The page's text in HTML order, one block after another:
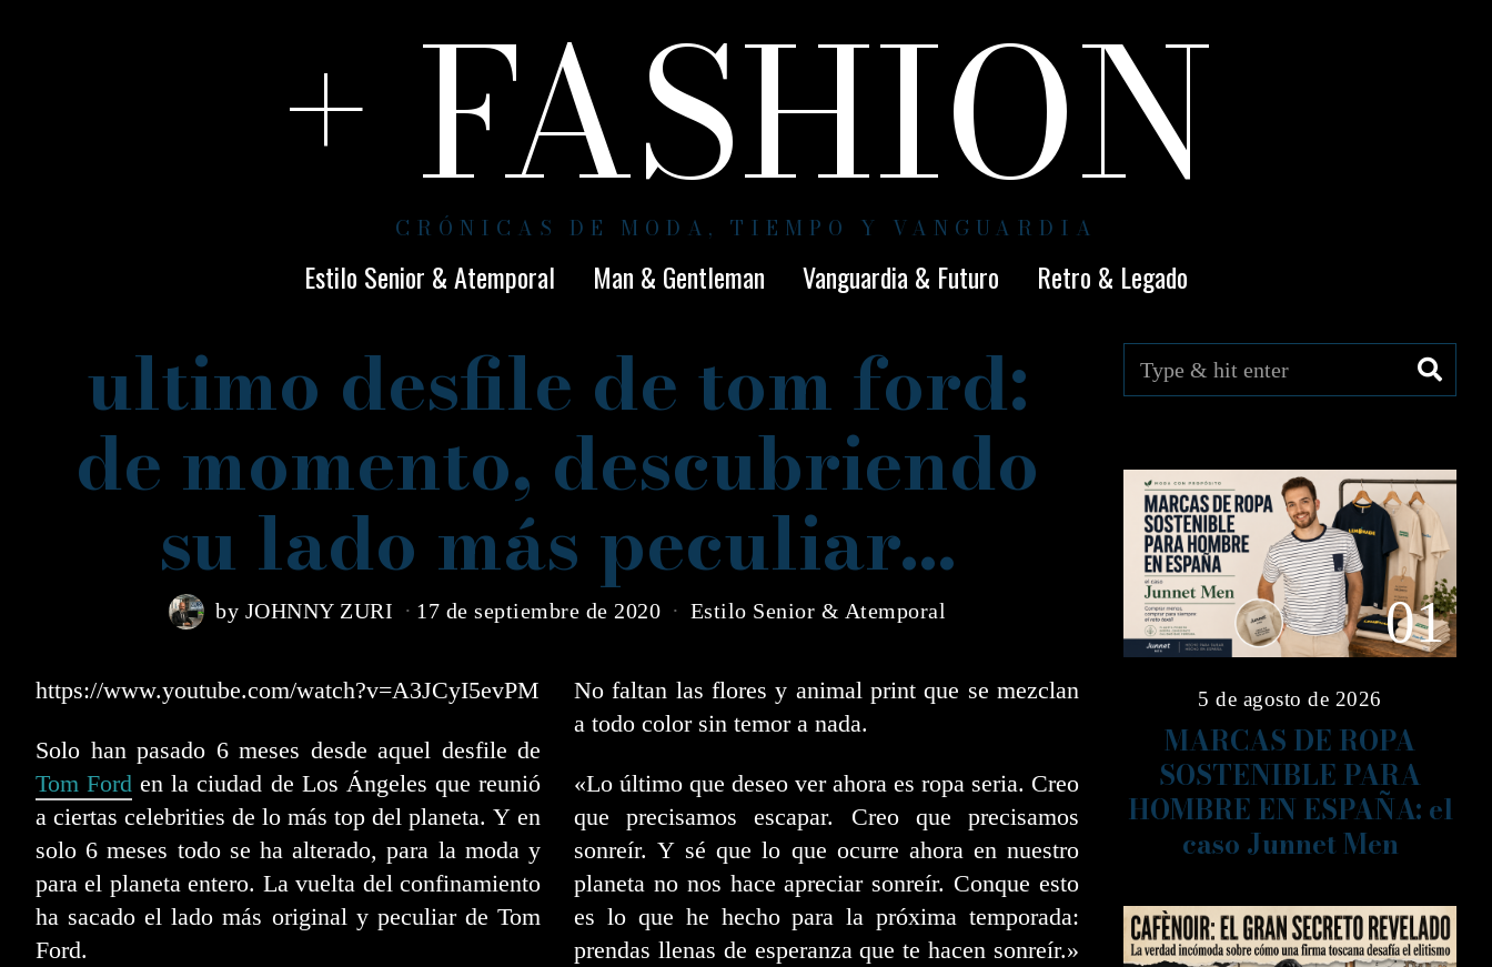
+ FASHION
CRÓNICAS DE MODA, TIEMPO Y VANGUARDIA
Estilo Senior & Atemporal Man & Gentleman Vanguardia & Futuro Retro & Legado
ultimo desfile de tom ford:
de momento, descubriendo
su lado más peculiar…
by JOHNNY ZURI 17 de septiembre de 2020 Estilo Senior & Atemporal
https://www.youtube.com/watch?v=A3JCyI5evPM
Solo han pasado 6 meses desde aquel desfile de
Tom Ford en la ciudad de Los Ángeles que reunió
a ciertas celebrities de lo más top del planeta. Y en
solo 6 meses todo se ha alterado, para la moda y
para el planeta entero. La vuelta del confinamiento
ha sacado el lado más original y peculiar de Tom
Ford.
No faltan las flores y animal print que se mezclan
a todo color sin temor a nada.
«Lo último que deseo ver ahora es ropa seria. Creo
que precisamos escapar. Creo que precisamos
sonreír. Y sé que lo que ocurre ahora en nuestro
planeta no nos hace apreciar sonreír. Conque esto
es lo que he hecho para la próxima temporada:
prendas llenas de esperanza que te hacen sonreír.»
01
5 de agosto de 2026
MARCAS DE ROPA
SOSTENIBLE PARA
HOMBRE EN ESPAÑA: el
caso Junnet Men